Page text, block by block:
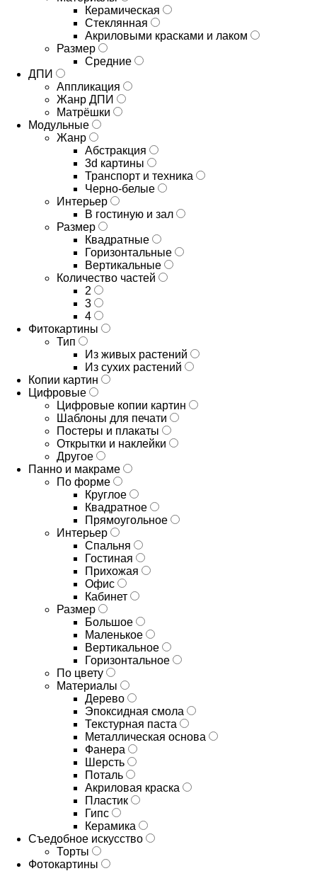
Керамическая
Стеклянная
Акриловыми красками и лаком
Размер
Средние
ДПИ
Аппликация
Жанр ДПИ
Матрёшки
Модульные
Жанр
Абстракция
3d картины
Транспорт и техника
Черно-белые
Интерьер
В гостиную и зал
Размер
Квадратные
Горизонтальные
Вертикальные
Количество частей
2
3
4
Фитокартины
Тип
Из живых растений
Из сухих растений
Копии картин
Цифровые
Цифровые копии картин
Шаблоны для печати
Постеры и плакаты
Открытки и наклейки
Другое
Панно и макраме
По форме
Круглое
Квадратное
Прямоугольное
Интерьер
Спальня
Гостиная
Прихожая
Офис
Кабинет
Размер
Большое
Маленькое
Вертикальное
Горизонтальное
По цвету
Материалы
Дерево
Эпоксидная смола
Текстурная паста
Металлическая основа
Фанера
Шерсть
Поталь
Акриловая краска
Пластик
Гипс
Керамика
Съедобное искусство
Торты
Фотокартины